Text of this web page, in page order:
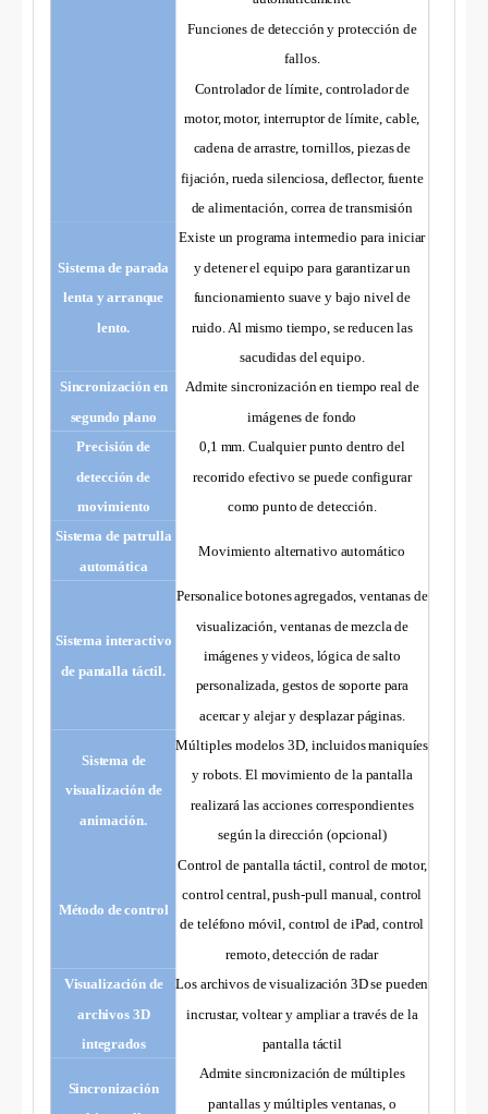
Funciones de detección y protección de
fallos.
Controlador de límite, controlador de
motor, motor, interruptor de límite, cable,
cadena de arrastre, tornillos, piezas de
fijación, rueda silenciosa, deflector, fuente
de alimentación, correa de transmisión
Sistema de parada
lenta y arranque
lento.
Existe un programa intermedio para iniciar
y detener el equipo para garantizar un
funcionamiento suave y bajo nivel de
ruido. Al mismo tiempo, se reducen las
sacudidas del equipo.
Sincronización en
segundo plano
Admite sincronización en tiempo real de
imágenes de fondo
Precisión de
detección de
movimiento
0,1 mm. Cualquier punto dentro del
recorrido efectivo se puede configurar
como punto de detección.
Sistema de patrulla
automática
Movimiento alternativo automático
Sistema interactivo
de pantalla táctil.
Personalice botones agregados, ventanas de
visualización, ventanas de mezcla de
imágenes y videos, lógica de salto
personalizada, gestos de soporte para
acercar y alejar y desplazar páginas.
Sistema de
visualización de
animación.
Múltiples modelos 3D, incluidos maniquíes
y robots. El movimiento de la pantalla
realizará las acciones correspondientes
según la dirección (opcional)
Método de control
Control de pantalla táctil, control de motor,
control central, push-pull manual, control
de teléfono móvil, control de iPad, control
remoto, detección de radar
Visualización de
archivos 3D
integrados
Los archivos de visualización 3D se pueden
incrustar, voltear y ampliar a través de la
pantalla táctil
Sincronización
Admite sincronización de múltiples
pantallas y múltiples ventanas, o